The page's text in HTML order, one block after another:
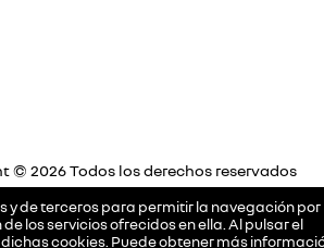
y de terceros para permitir la navegación por
los servicios ofrecidos en ella. Al pulsar el
cookies. Puede obtener más
© 2026 Todos los derechos reservados
Concesión byReleasemarketing S.L.